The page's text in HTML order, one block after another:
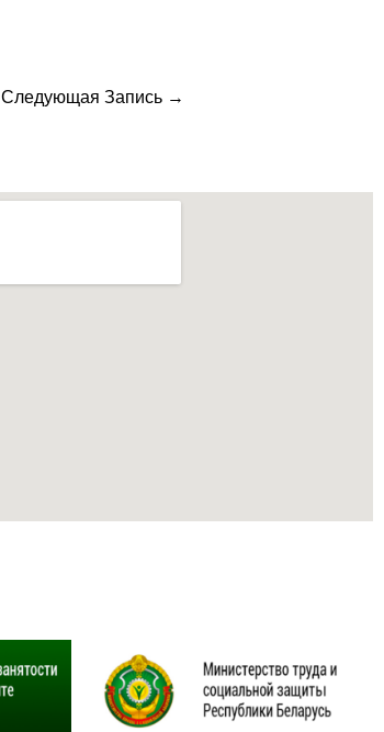
Следующая Запись →